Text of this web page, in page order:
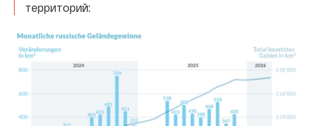
территорий: